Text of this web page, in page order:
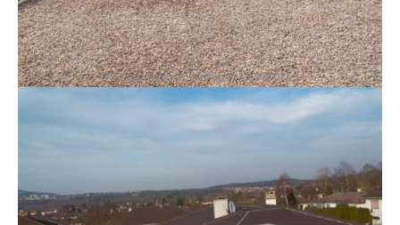
Terrasse gravier pavillon + couvertine